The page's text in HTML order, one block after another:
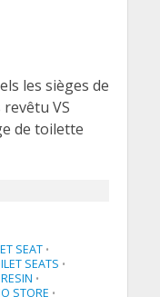
les sièges de
VS
de toilette
SEAT •
SEATS •
•
STORE •